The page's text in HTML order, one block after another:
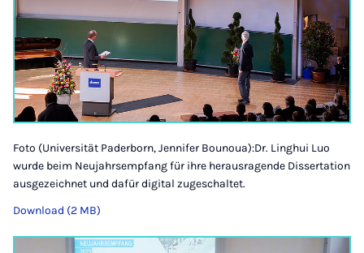
Foto (Universität Paderborn, Jennifer Bounoua):Dr. Linghui Luo
wurde beim Neujahrsempfang für ihre herausragende Dissertation
ausgezeichnet und dafür digital zugeschaltet.
Download (2 MB)